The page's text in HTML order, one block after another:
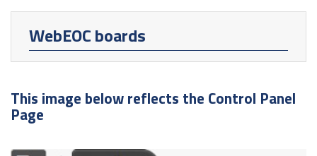
WebEOC boards
This image below reflects the Control Panel
Page